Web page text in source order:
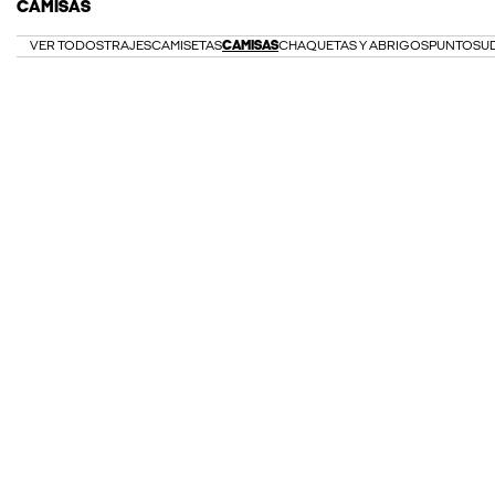
CAMISAS
VER TODOSTRAJESCAMISETASCAMISASCHAQUETAS Y ABRIGOSPUNTO